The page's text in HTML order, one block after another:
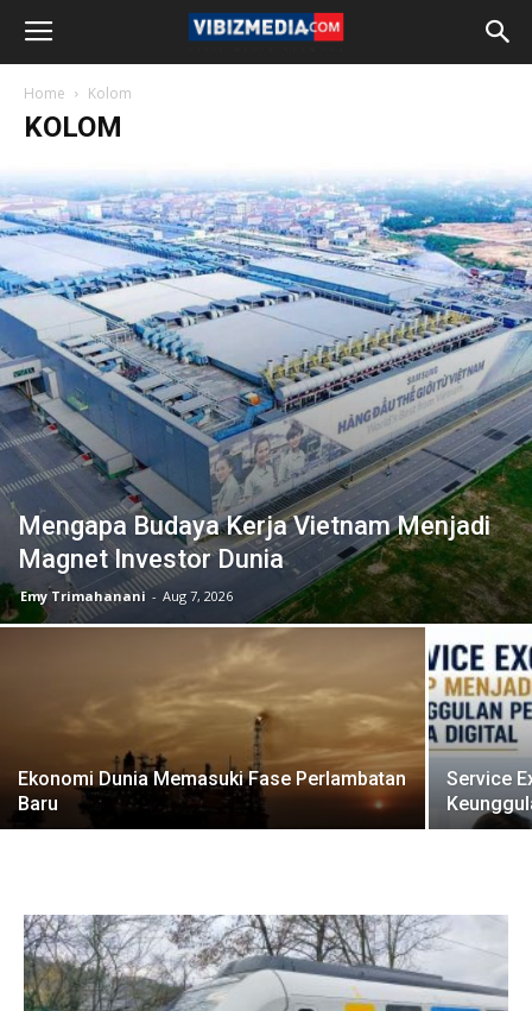
Home Kolom
KOLOM
Mengapa Budaya Kerja Vietnam Menjadi
Magnet Investor Dunia
Emy Trimahanani - Aug 7, 2026
Ekonomi Dunia Memasuki Fase Perlambatan
Baru
Service